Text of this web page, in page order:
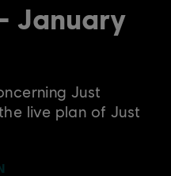
January
Just
live plan of Just